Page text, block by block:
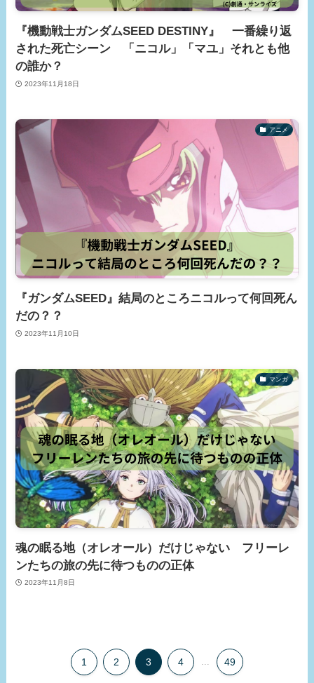
『機動戦士ガンダムSEED DESTINY』 一番繰り返
された死亡シーン 「ニコル」「マユ」それとも他
の誰か？
2023年11月18日
アニメ
『ガンダムSEED』結局のところニコルって何回死ん
だの？？
2023年11月10日
マンガ
魂の眠る地（オレオール）だけじゃない フリーレ
ンたちの旅の先に待つものの正体
2023年11月8日
1 2 3 4 49